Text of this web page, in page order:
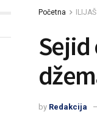
Početna ILIJAŠ
Sejid
by Redakcija